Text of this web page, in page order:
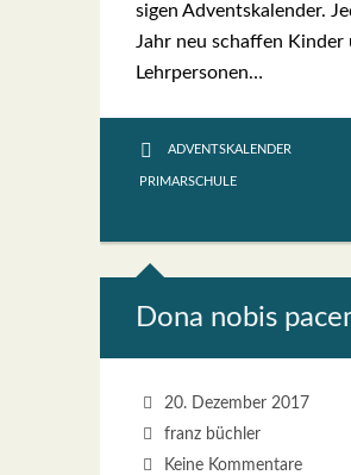
si­gen Advents­ka­len­der.
Jahr neu schaf­fen Kin­der
Lehr­per­so­nen…
ADVENTSKALENDER
PRIMARSCHULE
Dona nobis
20. Dezember 2017
franz büchler
Keine Kommentare